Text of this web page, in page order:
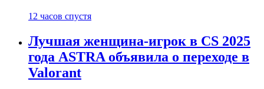
12 часов спустя
Лучшая женщина-игрок в CS 2025
года ASTRA объявила о переходе в
Valorant